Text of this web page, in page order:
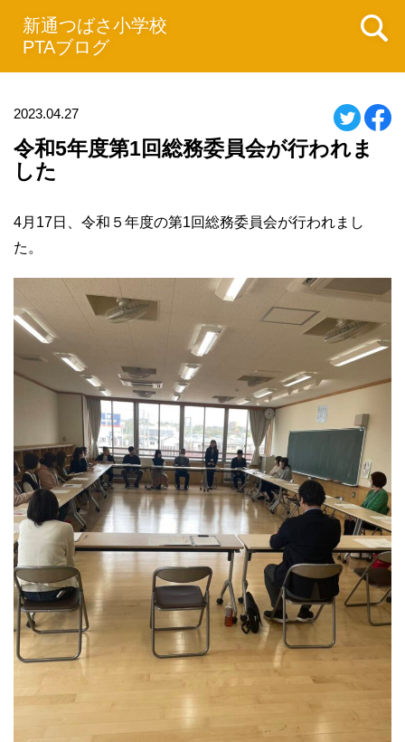
新通つばさ小学校
PTAブログ
2023.04.27
令和5年度第1回総務委員会が行われま
した
4月17日、令和５年度の第1回総務委員会が行われまし
た。